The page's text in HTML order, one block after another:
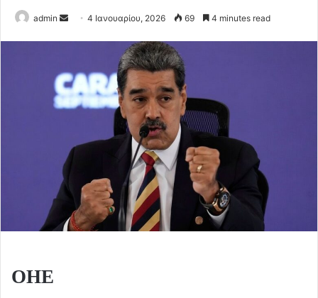
admin
Send4 Ιανουαρίου, 2026 69 4 minutes read
ΟΗΕ